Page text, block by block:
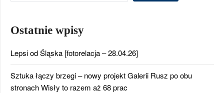
Ostatnie wpisy
Lepsi od Śląska [fotorelacja – 28.04.26]
Sztuka łączy brzegi – nowy projekt Galerii Rusz po obu
stronach Wisły to razem aż 68 prac